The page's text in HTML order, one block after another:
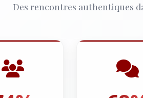
Des rencontres authentiques